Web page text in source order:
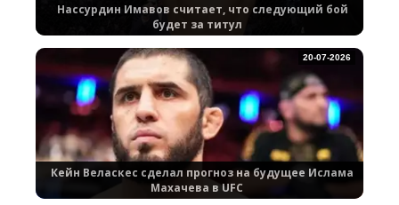
Нассурдин Имавов считает, что следующий бой
будет за титул
Кейн Веласкес сделал прогноз на будущее Ислама
Махачева в UFC
20-07-2026